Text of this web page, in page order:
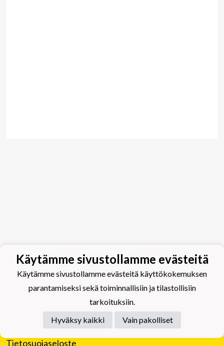
Tietosuojaseloste
Käytämme sivustollamme evästeitä
Käytämme sivustollamme evästeitä käyttökokemuksen
parantamiseksi sekä toiminnallisiin ja tilastollisiin
tarkoituksiin.
Hyväksy kaikki
Vain pakolliset